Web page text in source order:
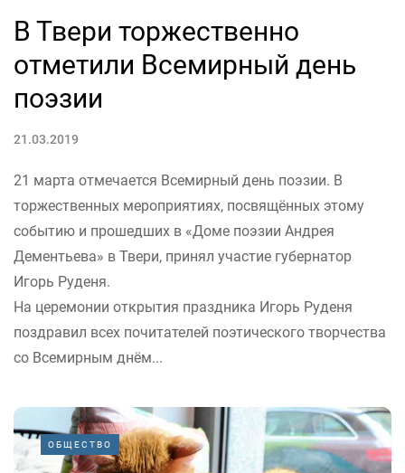
В Твери торжественно
отметили Всемирный день
поэзии
21.03.2019
21 марта отмечается Всемирный день поэзии. В
торжественных мероприятиях, посвящённых этому
событию и прошедших в «Доме поэзии Андрея
Дементьева» в Твери, принял участие губернатор
Игорь Руденя.
На церемонии открытия праздника Игорь Руденя
поздравил всех почитателей поэтического творчества
со Всемирным днём...
ОБЩЕСТВО